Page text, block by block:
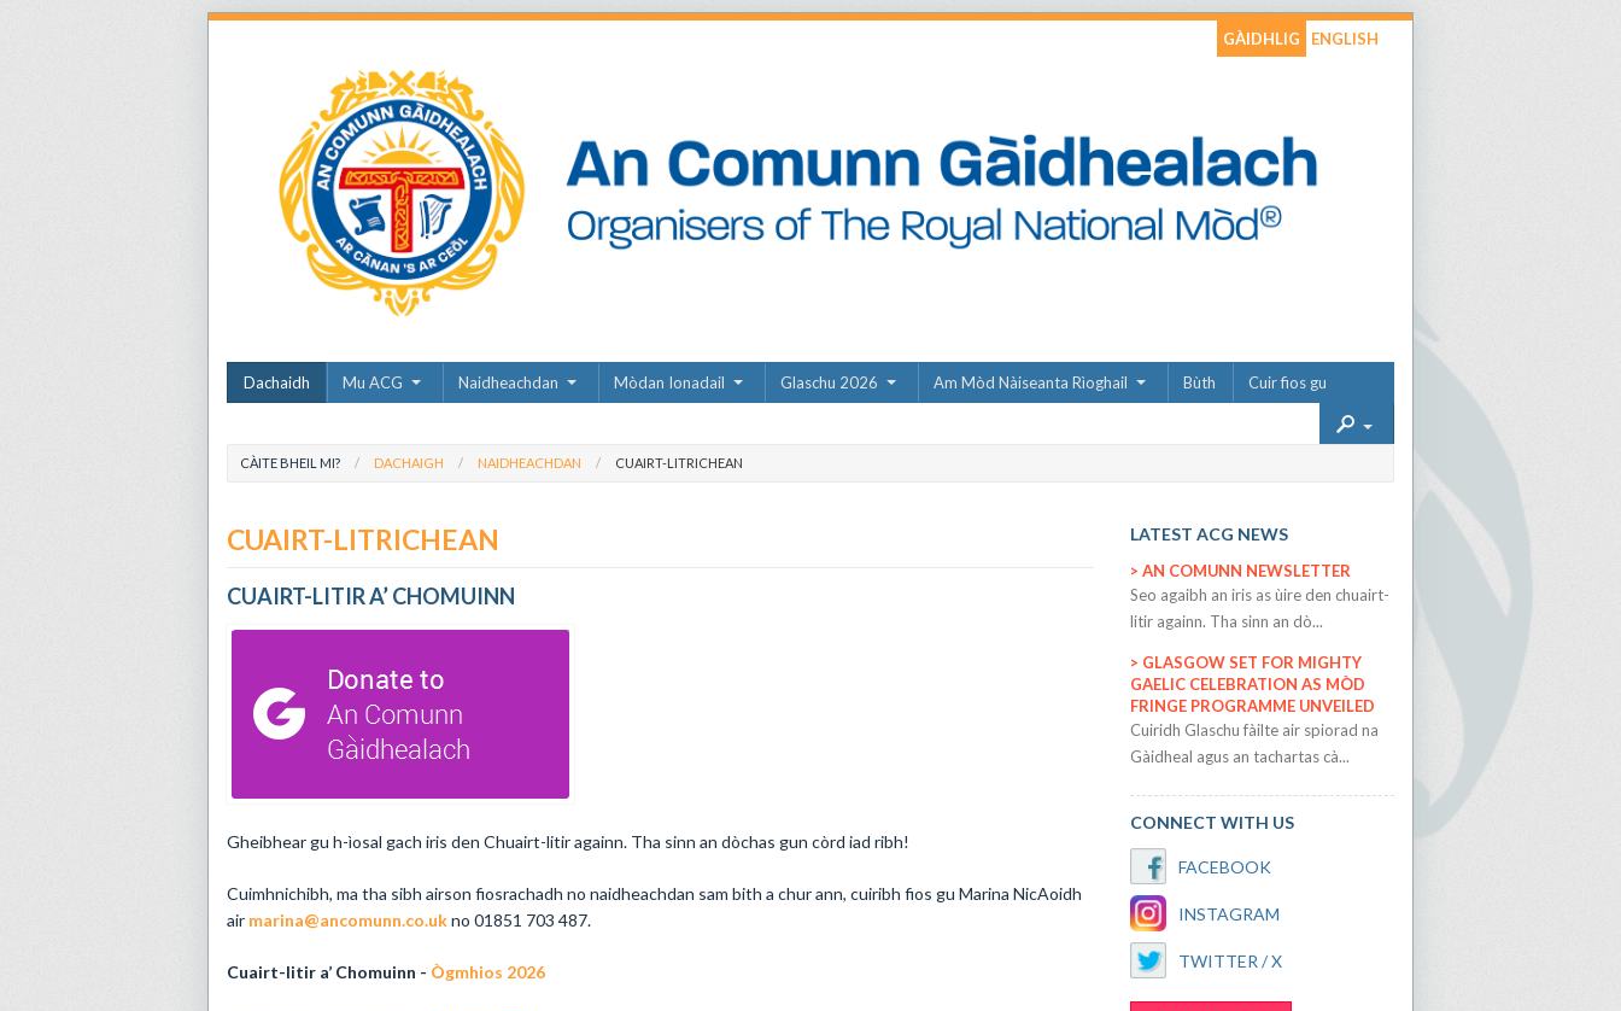
GÀIDHLIG ENGLISH
Dachaidh Mu ACG Naidheachdan Mòdan Ionadail Glaschu 2026 Am Mòd Nàiseanta Rìoghail Bùth Cuir fios gu
CÀITE BHEIL MI? DACHAIGH NAIDHEACHDAN CUAIRT-LITRICHEAN
CUAIRT-LITRICHEAN
CUAIRT-LITIR A’ CHOMUINN
Gheibhear gu h-ìosal gach iris den Chuairt-litir againn. Tha sinn an dòchas gun còrd iad ribh!
Cuimhnichibh, ma tha sibh airson fiosrachadh no naidheachdan sam bith a chur ann, cuiribh fios gu Marina NicAoidh
air marina@ancomunn.co.ukno 01851 703 487.
Cuairt-litir a’ Chomuinn - Ògmhios 2026
LATEST ACG NEWS
AN COMUNN NEWSLETTER
​Seo agaibh an iris as ùire den chuairt-
litir againn. Tha sinn an dò...
GLASGOW SET FOR MIGHTY
GAELIC CELEBRATION AS MÒD
FRINGE PROGRAMME UNVEILED
​Cuiridh Glaschu fàilte air spiorad na
Gàidheal agus an tachartas cà...
CONNECT WITH US
FACEBOOK
INSTAGRAM
TWITTER / X